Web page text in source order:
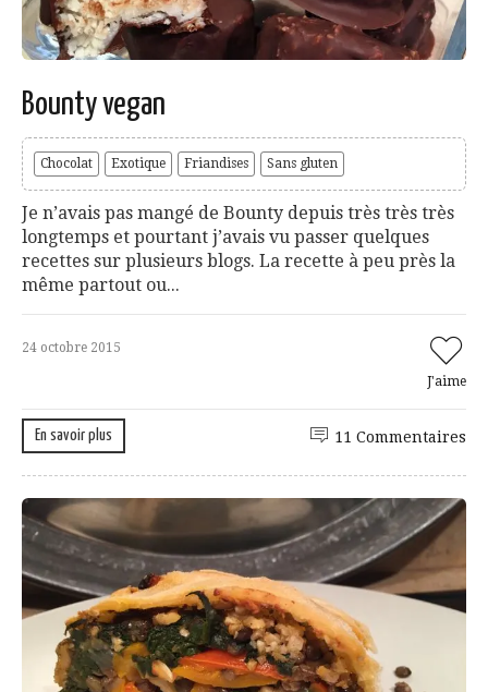
Bounty vegan
Chocolat Exotique Friandises Sans gluten
Je n’avais pas mangé de Bounty depuis très très très
longtemps et pourtant j’avais vu passer quelques
recettes sur plusieurs blogs. La recette à peu près la
même partout ou...
24 octobre 2015
J'aime
En savoir plus 11 Commentaires